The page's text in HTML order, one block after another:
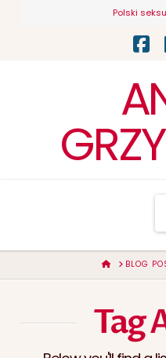
Polski
HOMEBLOG
Tag